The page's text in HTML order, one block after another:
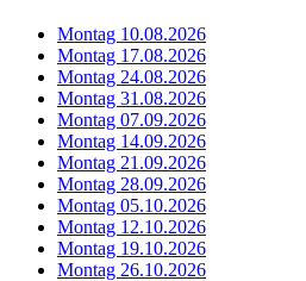
Montag 10.08.2026
Montag 17.08.2026
Montag 24.08.2026
Montag 31.08.2026
Montag 07.09.2026
Montag 14.09.2026
Montag 21.09.2026
Montag 28.09.2026
Montag 05.10.2026
Montag 12.10.2026
Montag 19.10.2026
Montag 26.10.2026